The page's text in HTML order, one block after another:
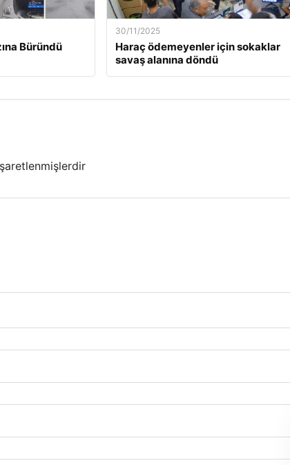
Büründü
30/11/2025
Haraç ödemeyenler için sokaklar
savaş alanına döndü